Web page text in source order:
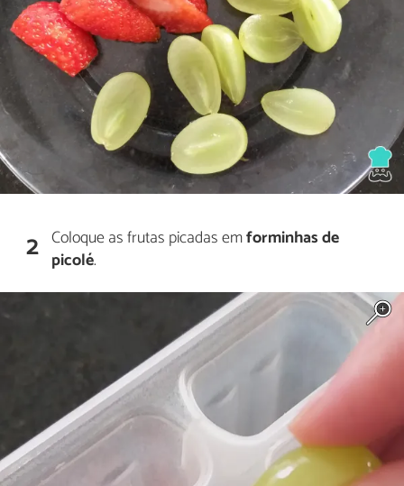
2 Coloque as frutas picadas emforminhas de
picolé.